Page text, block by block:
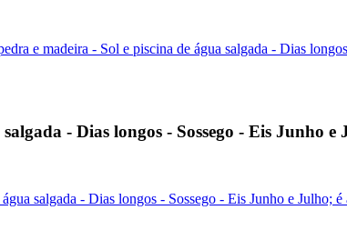
e madeira - Sol e piscina de água salgada - Dias
- Dias longos - Sossego - Eis Junho e
salgada - Dias longos - Sossego - Eis Junho e Julho;